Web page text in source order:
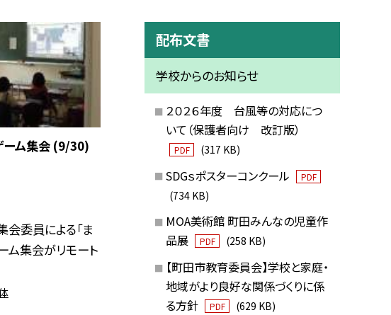
ーム集会 (9/30)
会委員による「ま
ム集会がリモート
配布文書
学校からのお知らせ
２０２６年度 台風等の対応につ
いて（保護者向け 改訂版）
PDF (317 KB)
SDGｓポスターコンクール PDF
(734 KB)
MOA美術館 町田みんなの児童作
品展
PDF (258 KB)
【町田市教育委員会】学校と家庭・
地域がより良好な関係づくりに係
る方針
PDF (629 KB)